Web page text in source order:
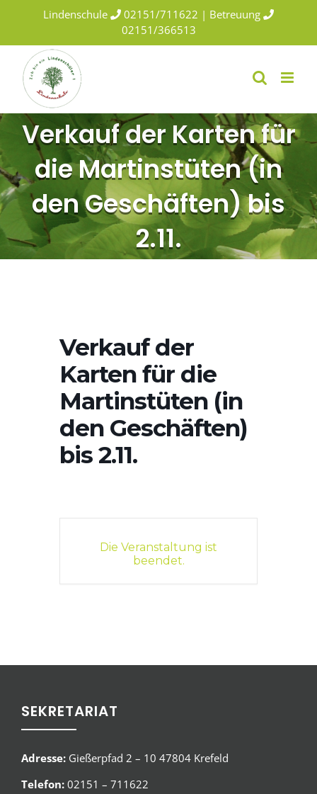
Lindenschule
02151/711622 | Betreuung
02151/366513
Verkauf der Karten für
die Martinstüten (in
den Geschäften) bis
2.11.
Verkauf der
Karten für die
Martinstüten (in
den Geschäften)
bis 2.11.
Die Veranstaltung ist
beendet.
SEKRETARIAT
Adresse: Gießerpfad 2 – 10 47804 Krefeld
Telefon: 02151 – 711622